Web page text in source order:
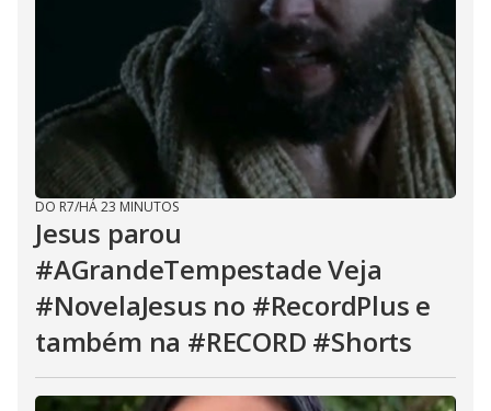
DO R7/HÁ 23 MINUTOS
Jesus parou
#AGrandeTempestade Veja
#NovelaJesus no #RecordPlus e
também na #RECORD #Shorts